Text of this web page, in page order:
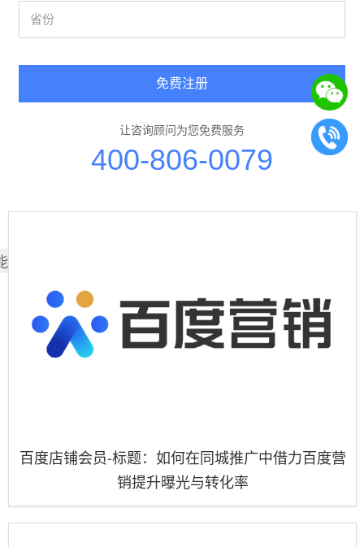
免费注册
让咨询顾问为您免费服务
400-806-0079
喜欢
百度店铺会员-标题：如何在同城推广中借力百度营
销提升曝光与转化率